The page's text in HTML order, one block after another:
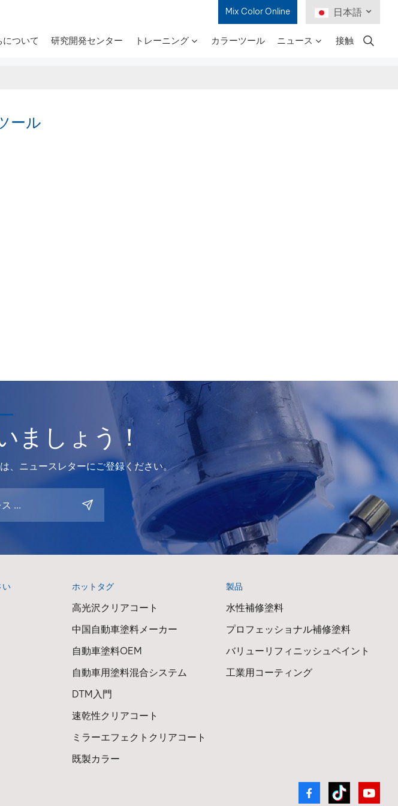
Mix Color Online 日本語
について 研究開発センター トレーニング カラーツール ニュース 接触
ール
ましょう！
、ニュースレターにご登録ください。
製品
水性補修塗料
プロフェッショナル補修塗料
バリューリフィニッシュペイント
工業用コーティング
ホットタグ
高光沢クリアコート
中国自動車塗料メーカー
自動車塗料OEM
自動車用塗料混合システム
DTM入門
速乾性クリアコート
ミラーエフェクトクリアコート
既製カラー
い